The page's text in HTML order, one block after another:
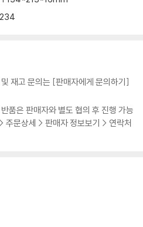
재고 문의는 [판매자에게 문의하기]
품은 판매자와 별도 협의 후 진행 가능
주문상세 > 판매자 정보보기 > 연락처